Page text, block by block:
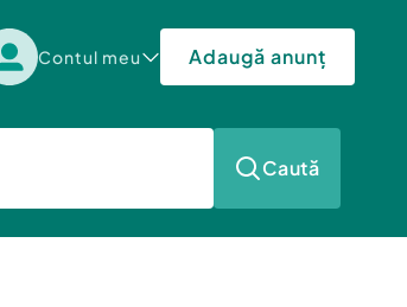
Contul meu Adaugă anunț
Caută